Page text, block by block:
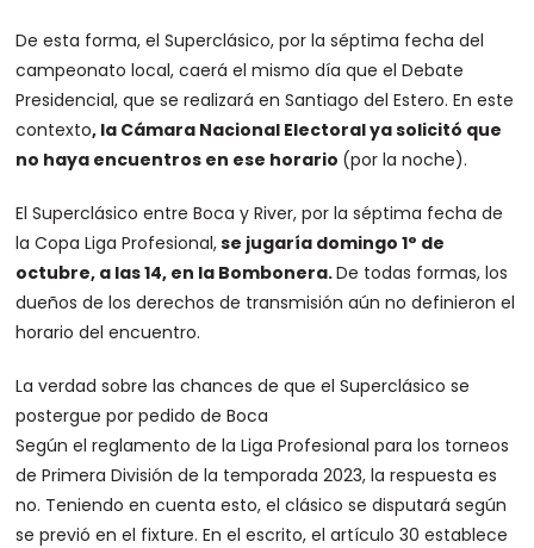
De esta forma, el Superclásico, por la séptima fecha del
campeonato local, caerá el mismo día que el Debate
Presidencial, que se realizará en Santiago del Estero. En este
contexto, la Cámara Nacional Electoral ya solicitó que
no haya encuentros en ese horario (por la noche).
El Superclásico entre Boca y River, por la séptima fecha de
la Copa Liga Profesional,se jugaría domingo 1° de
octubre, a las 14, en la Bombonera.De todas formas, los
dueños de los derechos de transmisión aún no definieron el
horario del encuentro.
La verdad sobre las chances de que el Superclásico se
postergue por pedido de Boca
Según el reglamento de la Liga Profesional para los torneos
de Primera División de la temporada 2023, la respuesta es
no. Teniendo en cuenta esto, el clásico se disputará según
se previó en el fixture. En el escrito, el artículo 30 establece